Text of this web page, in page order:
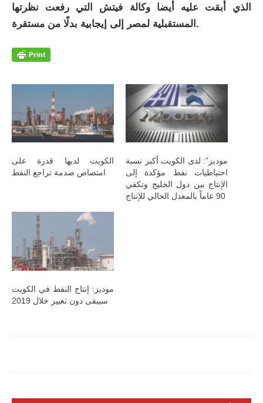
الذي أبقت عليه أيضا وكالة فيتش التي رفعت نظرتها
المستقبلية لمصر إلى إيجابية بدلًا من مستقرة.
الكويت لديها قدرة على
امتصاص صدمة تراجع النفط
موديز”: لدى الكويت أكبر نسبة
احتياطيات نفط مؤكدة إلى
الإنتاج بين دول الخليج وتكفي
90 عاماً بالمعدل الحالي للإنتاج
موديز: إنتاج النفط في الكويت
سيبقى دون تغيير خلال 2019